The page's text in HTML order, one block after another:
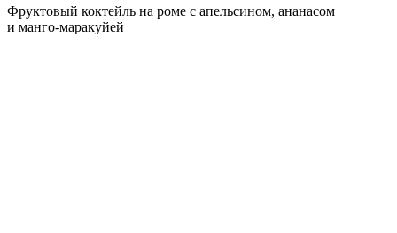
Фруктовый коктейль на роме с апельсином, ананасом
и манго-маракуйей